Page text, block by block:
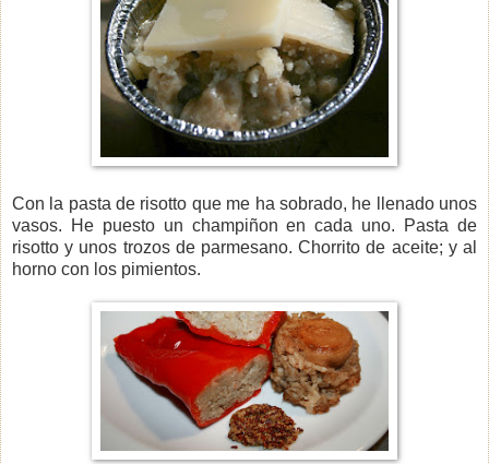
Con la pasta de risotto que me ha sobrado, he llenado unos
vasos. He puesto un champiñon en cada uno. Pasta de
risotto y unos trozos de parmesano. Chorrito de aceite; y al
horno con los pimientos.